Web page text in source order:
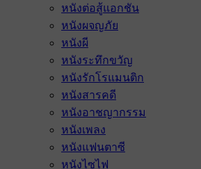
หนังต่อสู้แอกชัน
หนังผจญภัย
หนังผี
หนังระทึกขวัญ
หนังรักโรแมนติก
หนังสารคดี
หนังอาชญากรรม
หนังเพลง
หนังแฟนตาซี
หนังไซไฟ